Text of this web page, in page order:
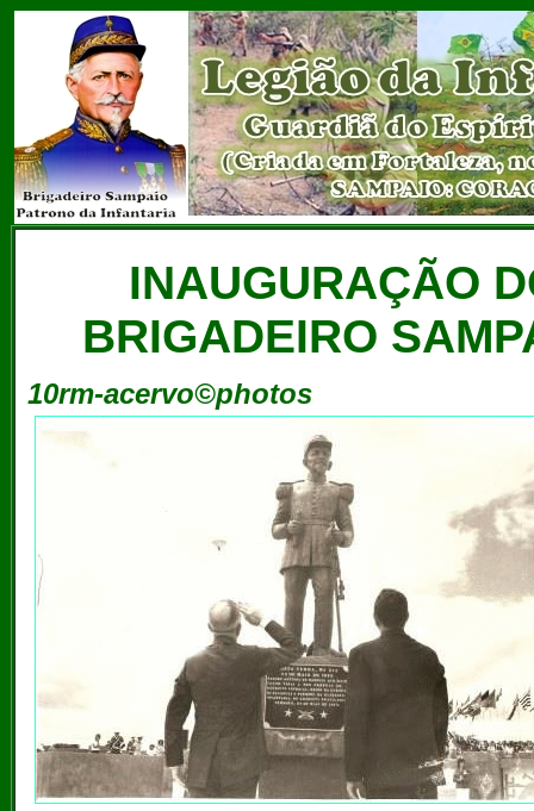
INAUGURAÇÃO
BRIGADEIRO
10rm-acervo©photos